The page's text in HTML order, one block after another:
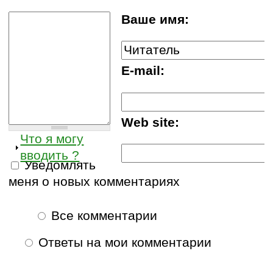
Ваше имя:
E-mail:
Web site:
Что я могу
вводить ?
Уведомлять
меня о новых комментариях
Все комментарии
Ответы на мои комментарии